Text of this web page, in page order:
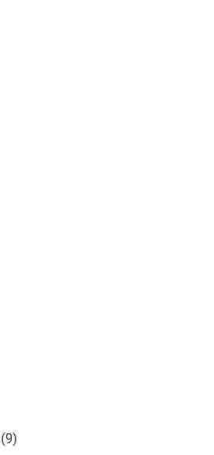
(9)